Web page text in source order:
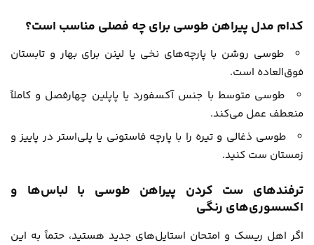
کدام مدل پیراهن طوسی برای چه فصلی مناسب است؟
طوسی روشن با پارچه‌های نخی یا لینن برای بهار و تابستان
فوق‌العاده است.
طوسی متوسط با جنس آکسفورد یا پاپلین چهارفصل و کاملاً
منعطف عمل می‌کند.
طوسی ذغالی و تیره را با پارچه فاستونی یا پلی‌استر در پاییز و
زمستان ست کنید.
ترفندهای ست کردن پیراهن طوسی با لباس‌ها و
اکسسوری‌های رنگی
اگر اهل ریسک و امتحان استایل‌های جدید هستید، حتماً به این